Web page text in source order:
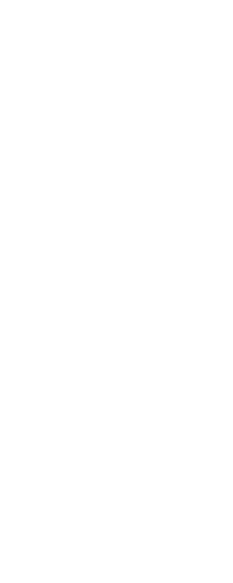
ZUBEHÖR AN